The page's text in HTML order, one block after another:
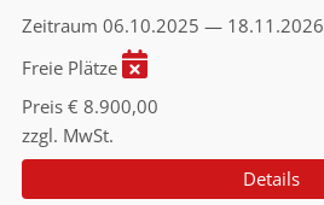
Zeitraum 06.10.2025 — 18.11.2026
Freie Plätze
Preis € 8.900,00
zzgl. MwSt.
Details